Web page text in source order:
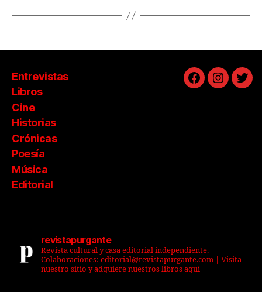
Entrevistas
Libros
Cine
Historias
Crónicas
Poesía
Música
Editorial
Facebook
revistapurgante
Revista cultural y casa editorial independiente.
Colaboraciones: editorial@revistapurgante.com | Visita
nuestro sitio y adquiere nuestros libros aquí